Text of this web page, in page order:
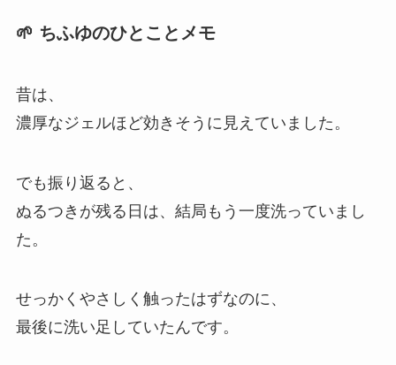
🌱 ちふゆのひとことメモ
昔は、
濃厚なジェルほど効きそうに見えていました。
でも振り返ると、
ぬるつきが残る日は、結局もう一度洗っていまし
た。
せっかくやさしく触ったはずなのに、
最後に洗い足していたんです。